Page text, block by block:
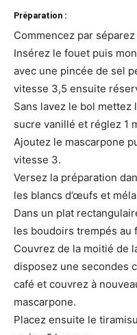
Préparation :
Commencez par
Insérez le fouet puis
avec une pincée de sel
vitesse 3,5 ensuite
Sans lavez le bol mettez
sucre vanillé et réglez 1
Ajoutez le mascarpone
vitesse 3.
Versez la préparation
les blancs d’œufs et
Dans un plat
les boudoirs trempés au
Couvrez de la moitié de
disposez une secondes
café et couvrez à
mascarpone.
Placez ensuite le